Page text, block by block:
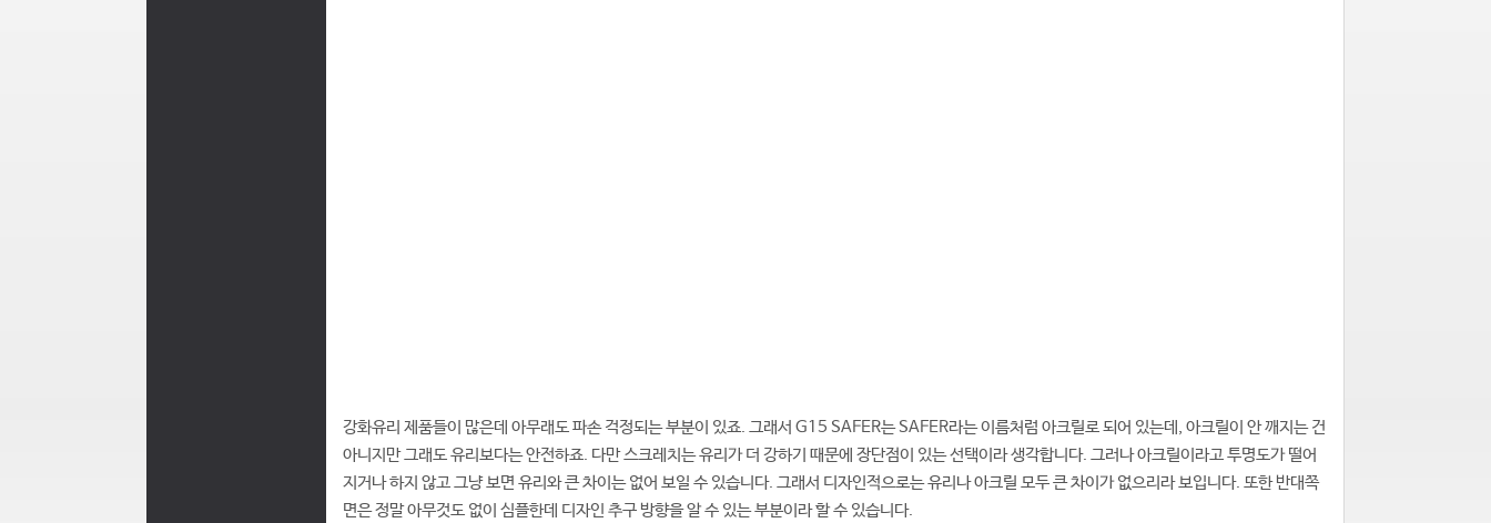
강화유리 제품들이 많은데 아무래도 파손 걱정되는 부분이 있죠. 그래서 G15 SAFER는 SAFER라는 이름처럼 아크릴로 되어 있는데, 아크릴이 안 깨지는 건
아니지만 그래도 유리보다는 안전하죠. 다만 스크레치는 유리가 더 강하기 때문에 장단점이 있는 선택이라 생각합니다. 그러나 아크릴이라고 투명도가 떨어
지거나 하지 않고 그냥 보면 유리와 큰 차이는 없어 보일 수 있습니다. 그래서 디자인적으로는 유리나 아크릴 모두 큰 차이가 없으리라 보입니다. 또한 반대쪽
면은 정말 아무것도 없이 심플한데 디자인 추구 방향을 알 수 있는 부분이라 할 수 있습니다.